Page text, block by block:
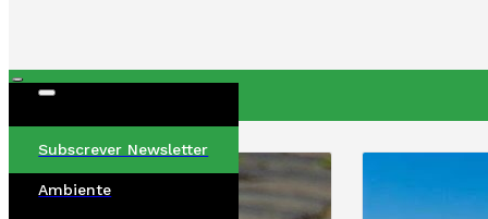
Subscrever Newsletter
Ambiente